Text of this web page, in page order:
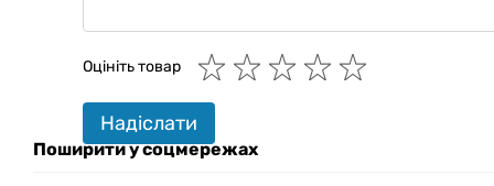
Оцініть товар
Надіслати
Поширити у соцмережах
GAZIKAI
Привіт! 👋 Я Gazik AI — допоможу
підібрати вживану комп'ютерну
техніку. Що шукаєш?